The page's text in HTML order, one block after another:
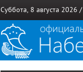
Суббота, 8 августа 2026 /